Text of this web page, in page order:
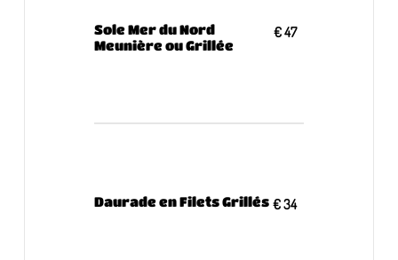
Sole Mer du Nord
Meunière ou Grillée
€ 47
Daurade en Filets Grillés € 34